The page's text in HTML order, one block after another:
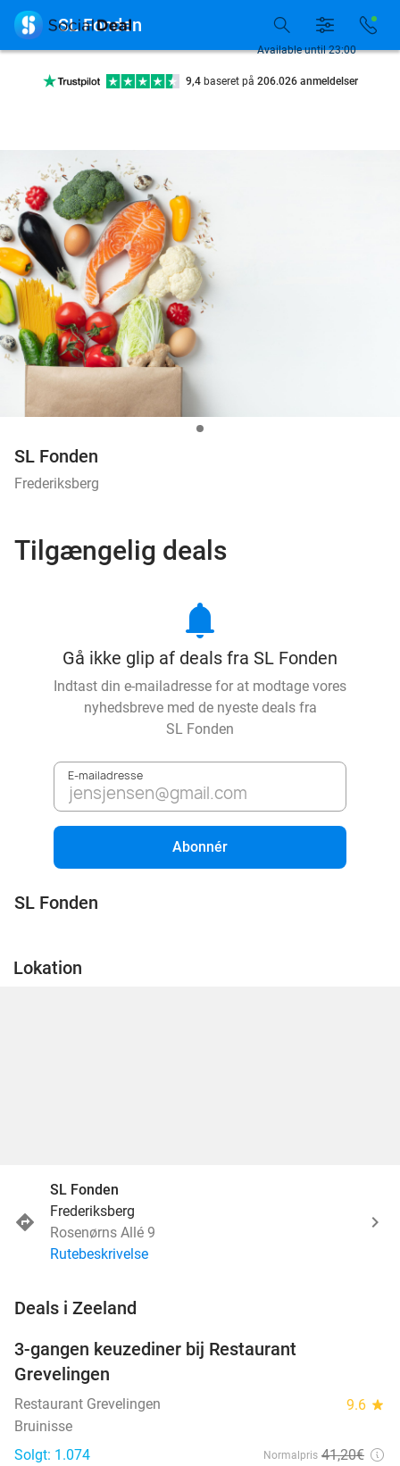
10+ millioner medlemmer
9,4 baseret på 206.026 anmeldelser
10+ millioner medlemmer
Available until 23:00
 SL Fonden
SL Fonden
Frederiksberg
Tilgængelig deals
notifications
Gå ikke glip af deals fra SL Fonden
Indtast din e-mailadresse for at modtage vores
nyhedsbreve med de nyeste deals fra
SL Fonden
E-mailadresse
Abonnér
SL Fonden
Lokation
SL Fonden
Frederiksberg
Rosenørns Allé 9
Rutebeskrivelse
Deals i Zeeland
3-gangen keuzediner bij Restaurant
Grevelingen
Restaurant Grevelingen 9.6 star
Bruinisse
Solgt: 1.074
Normalpris 41,20€